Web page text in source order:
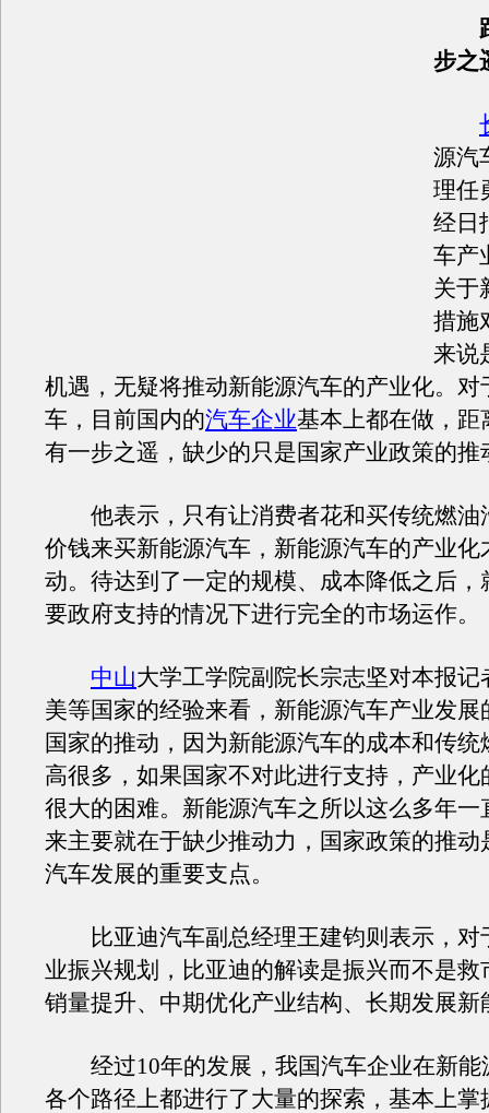
距
步之
源汽
理任
经日
车产
关于
措施
来说
机遇，无疑将推动新能源汽车的产业化。对
车，目前国内的汽车企业基本上都在做，距
有一步之遥，缺少的只是国家产业政策的推
他表示，只有让消费者花和买传统燃油
价钱来买新能源汽车，新能源汽车的产业化
动。待达到了一定的规模、成本降低之后，
要政府支持的情况下进行完全的市场运作。
中山大学工学院副院长宗志坚对本报记
美等国家的经验来看，新能源汽车产业发展
国家的推动，因为新能源汽车的成本和传统
高很多，如果国家不对此进行支持，产业化
很大的困难。新能源汽车之所以这么多年一
来主要就在于缺少推动力，国家政策的推动
汽车发展的重要支点。
比亚迪汽车副总经理王建钧则表示，对
业振兴规划，比亚迪的解读是振兴而不是救
销量提升、中期优化产业结构、长期发展新
经过10年的发展，我国汽车企业在新能
各个路径上都进行了大量的探索，基本上掌